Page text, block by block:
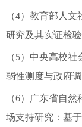
（4）教育部人
研究及其实证检
（5）中央高校
弱性测度与政府
（6）广东省自
场支持研究：基